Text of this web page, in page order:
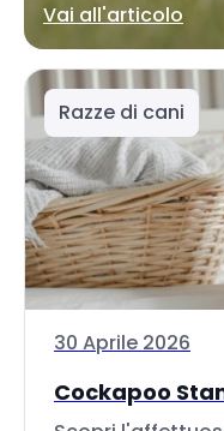
Vai all'articolo
Razze di cani
30 Aprile 2026
Cockapoo